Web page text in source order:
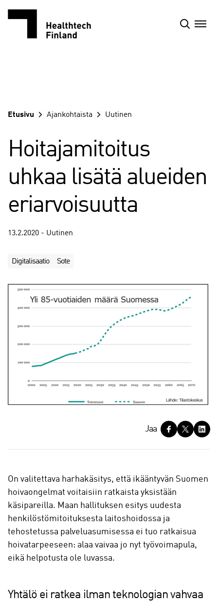
Etusivu Ajankohtaista Uutinen
Hoitajamitoitus
uhkaa lisätä alueiden
eriarvoisuutta
13.2.2020 - Uutinen
Digitalisaatio Sote
a
Jaa
On valitettava harhakäsitys, että ikääntyvän Suomen
hoivaongelmat voitaisiin ratkaista yksistään
käsipareilla. Maan hallituksen esitys uudesta
henkilöstömitoituksesta laitoshoidossa ja
tehostetussa palveluasumisessa ei tuo ratkaisua
hoivatarpeeseen: alaa vaivaa jo nyt työvoimapula,
eikä helpotusta ole luvassa.
Yhtälö ei ratkea ilman teknologian vahvaa